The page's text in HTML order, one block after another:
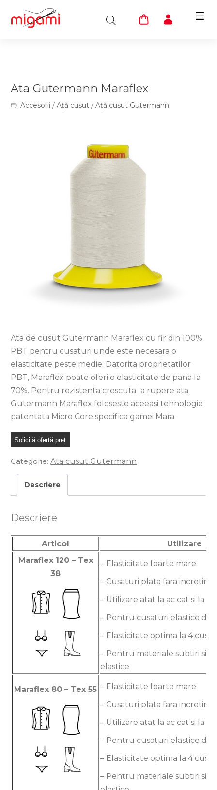
☰
Ata Gutermann Maraflex
Accesorii /Ață cusut /Ață cusut Gutermann
Ata de cusut Gutermann Maraflex cu fir din 100%
PBT pentru cusaturi unde este necesara o
elasticitate peste medie. Datorita proprietatilor
PBT, Maraflex poate oferi o elasticitate de pana la
70%. Pentru rezistenta crescuta la rupere ata
Gutermann Maraflex foloseste aceeasi tehnologie
patentata Micro Core specifica gamei Mara.
Solicită ofertă preț
Categorie:Ata cusut Gutermann
Descriere
Descriere
Articol
Utilizare
Maraflex 120 – Tex
38
– Elasticitate foarte mare
– Cusaturi plata fara incretire
– Utilizare atat la ac cat si la
– Pentru cusaturi elastice
– Elasticitate optima la 4
– Pentru materiale subtiri si
elastice
Maraflex 80 – Tex 55 – Elasticitate foarte mare
– Cusaturi plata fara incretire
– Utilizare atat la ac cat si la
– Pentru cusaturi elastice
– Elasticitate optima la 4
– Pentru materiale subtiri si